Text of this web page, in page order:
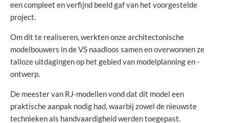
een compleet en verfijnd beeld gaf van het voorgestelde
project.
Om dit te realiseren, werkten onze architectonische
modelbouwers in de VS naadloos samen en overwonnen ze
talloze uitdagingen op het gebied van modelplanning en -
ontwerp.
De meester van RJ-modellen vond dat dit model een
praktische aanpak nodig had, waarbij zowel de nieuwste
technieken als handvaardigheid werden toegepast.